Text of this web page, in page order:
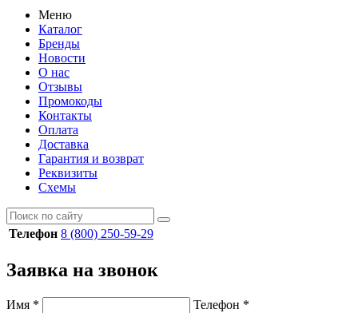
Меню
Каталог
Бренды
Новости
О нас
Отзывы
Промокоды
Контакты
Оплата
Доставка
Гарантия и возврат
Реквизиты
Схемы
Телефон 8 (800) 250-59-29
Заявка на звонок
Имя * Телефон *